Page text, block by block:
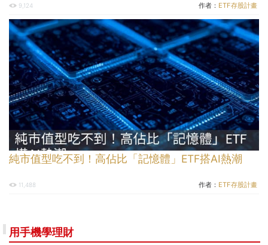
9,124 作者： ETF存股計畫
純市值型吃不到！高佔比「記憶體」ETF搭AI熱潮
11,488 作者： ETF存股計畫
用手機學理財